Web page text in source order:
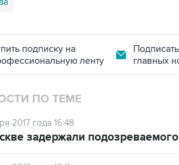
подписку на
ленту
главных
ПО ТЕМЕ
2017 года 16:48
задержали